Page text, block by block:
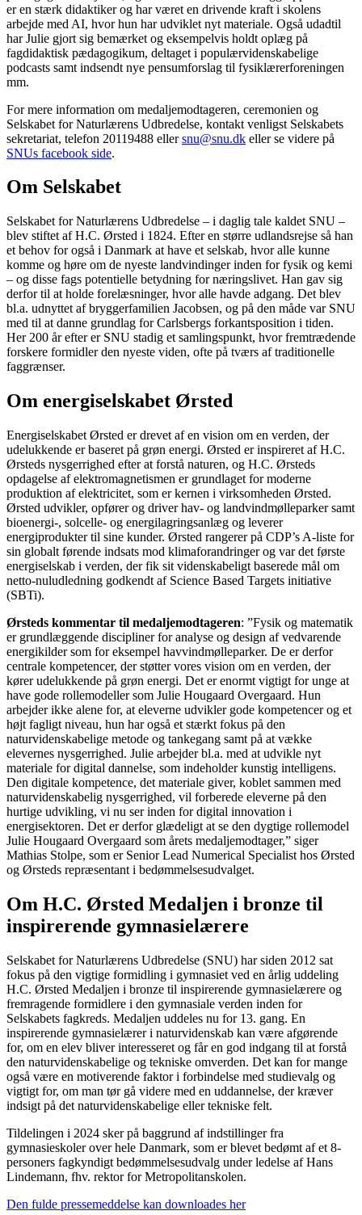
er en stærk didaktiker og har været en drivende kraft i skolens
arbejde med AI, hvor hun har udviklet nyt materiale. Også udadtil
har Julie gjort sig bemærket og eksempelvis holdt oplæg på
fagdidaktisk pædagogikum, deltaget i populærvidenskabelige
podcasts samt indsendt nye pensumforslag til fysiklærerforeningen
mm.
For mere information om medaljemodtageren, ceremonien og
Selskabet for Naturlærens Udbredelse, kontakt venligst Selskabets
sekretariat, telefon 20119488 ellersnu@snu.dk eller se videre på
SNUs facebook side.
Om Selskabet
Selskabet for Naturlærens Udbredelse – i daglig tale kaldet SNU –
blev stiftet af H.C. Ørsted i 1824. Efter en større udlandsrejse så han
et behov for også i Danmark at have et selskab, hvor alle kunne
komme og høre om de nyeste landvindinger inden for fysik og kemi
– og disse fags potentielle betydning for næringslivet. Han gav sig
derfor til at holde forelæsninger, hvor alle havde adgang. Det blev
bl.a. udnyttet af bryggerfamilien Jacobsen, og på den måde var SNU
med til at danne grundlag for Carlsbergs forkantsposition i tiden.
Her 200 år efter er SNU stadig et samlingspunkt, hvor fremtrædende
forskere formidler den nyeste viden, ofte på tværs af traditionelle
faggrænser.
Om energiselskabet Ørsted
Energiselskabet Ørsted er drevet af en vision om en verden, der
udelukkende er baseret på grøn energi. Ørsted er inspireret af H.C.
Ørsteds nysgerrighed efter at forstå naturen, og H.C. Ørsteds
opdagelse af elektromagnetismen er grundlaget for moderne
produktion af elektricitet, som er kernen i virksomheden Ørsted.
Ørsted udvikler, opfører og driver hav- og landvindmølleparker samt
bioenergi-, solcelle- og energilagringsanlæg og leverer
energiprodukter til sine kunder. Ørsted rangerer på CDP’s A-liste for
sin globalt førende indsats mod klimaforandringer og var det første
energiselskab i verden, der fik sit videnskabeligt baserede mål om
netto-nuludledning godkendt af Science Based Targets initiative
(SBTi).
Ørsteds kommentar til medaljemodtageren: ”Fysik og matematik
er grundlæggende discipliner for analyse og design af vedvarende
energikilder som for eksempel havvindmølleparker. De er derfor
centrale kompetencer, der støtter vores vision om en verden, der
kører udelukkende på grøn energi. Det er enormt vigtigt for unge at
have gode rollemodeller som Julie Hougaard Overgaard. Hun
arbejder ikke alene for, at eleverne udvikler gode kompetencer og et
højt fagligt niveau, hun har også et stærkt fokus på den
naturvidenskabelige metode og tankegang samt på at vække
elevernes nysgerrighed. Julie arbejder bl.a. med at udvikle nyt
materiale for digital dannelse, som indeholder kunstig intelligens.
Den digitale kompetence, det materiale giver, koblet sammen med
naturvidenskabelig nysgerrighed, vil forberede eleverne på den
hurtige udvikling, vi nu ser inden for digital innovation i
energisektoren. Det er derfor glædeligt at se den dygtige rollemodel
Julie Hougaard Overgaard som årets medaljemodtager,” siger
Mathias Stolpe, som er Senior Lead Numerical Specialist hos Ørsted
og Ørsteds repræsentant i bedømmelsesudvalget.
Om H.C. Ørsted Medaljen i bronze til
inspirerende gymnasielærere
Selskabet for Naturlærens Udbredelse (SNU) har siden 2012 sat
fokus på den vigtige formidling i gymnasiet ved en årlig uddeling
H.C. Ørsted Medaljen i bronze til inspirerende gymnasielærere og
fremragende formidlere i den gymnasiale verden inden for
Selskabets fagkreds. Medaljen uddeles nu for 13. gang. En
inspirerende gymnasielærer i naturvidenskab kan være afgørende
for, om en elev bliver interesseret og får en god indgang til at forstå
den naturvidenskabelige og tekniske omverden. Det kan for mange
også være en motiverende faktor i forbindelse med studievalg og
vigtigt for, om man tør gå videre med en uddannelse, der kræver
indsigt på det naturvidenskabelige eller tekniske felt.
Tildelingen i 2024 sker på baggrund af indstillinger fra
gymnasieskoler over hele Danmark, som er blevet bedømt af et 8-
personers fagkyndigt bedømmelsesudvalg under ledelse af Hans
Lindemann, fhv. rektor for Metropolitanskolen.
Den fulde pressemeddelse kan downloades her